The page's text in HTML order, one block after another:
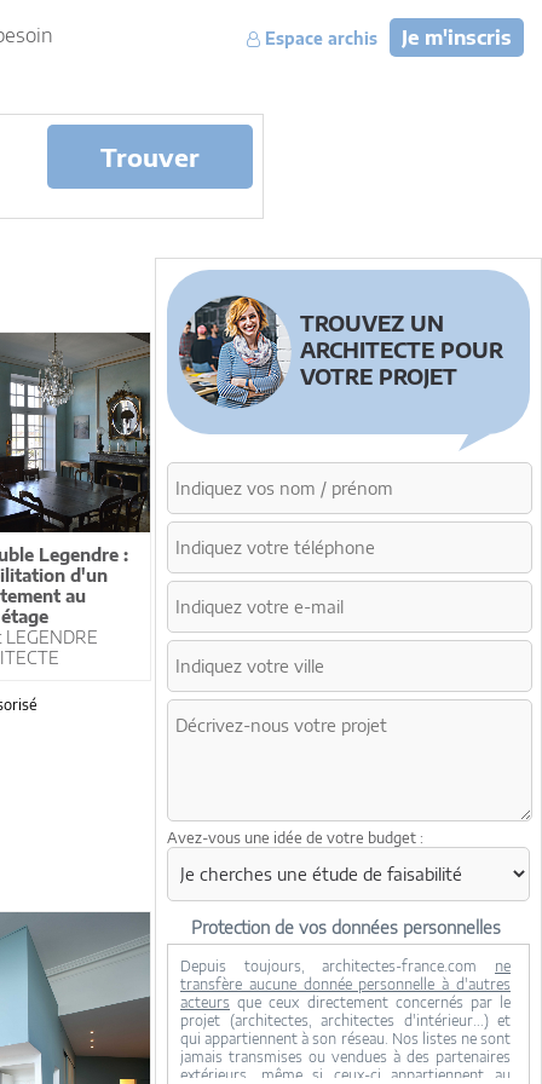
Je m'inscris
Espace archis
Trouver
Legendre :
d'un
au
LEGENDRE
TROUVEZ UN
ARCHITECTE POUR
VOTRE PROJET
Avez-vous une idée de votre budget :
Protection de vos données personnelles
Depuis toujours, architectes-france.com ne
transfère aucune donnée personnelle à d'autres
acteurs que ceux directement concernés par le
projet (architectes, architectes d'intérieur...) et
qui appartiennent à son réseau. Nos listes ne sont
jamais transmises ou vendues à des partenaires
extérieurs, même si ceux-ci appartiennent au